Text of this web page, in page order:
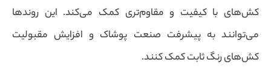
کش‌های با کیفیت و مقاوم‌تری کمک می‌کند. این روندها
می‌توانند به پیشرفت صنعت پوشاک و افزایش مقبولیت
کش‌های رنگ ثابت کمک کنند.